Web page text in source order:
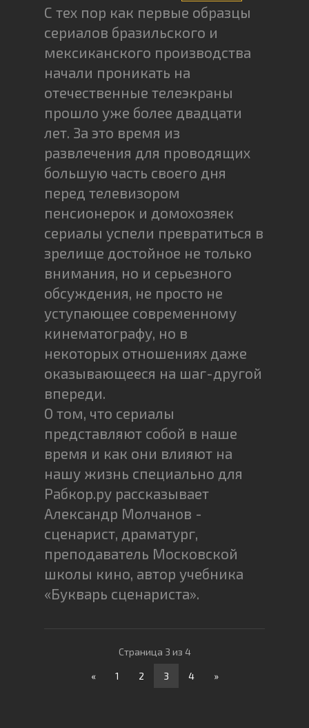
С тех пор как первые образцы
сериалов бразильского и
мексиканского производства
начали проникать на
отечественные телеэкраны
прошло уже более двадцати
лет. За это время из
развлечения для проводящих
большую часть своего дня
перед телевизором
пенсионерок и домохозяек
сериалы успели превратиться в
зрелище достойное не только
внимания, но и серьезного
обсуждения, не просто не
уступающее современному
кинематографу, но в
некоторых отношениях даже
оказывающееся на шаг-другой
впереди.
О том, что сериалы
представляют собой в наше
время и как они влияют на
нашу жизнь специально для
Рабкор.ру рассказывает
Александр Молчанов -
сценарист, драматург,
преподаватель Московской
школы кино, автор учебника
«Букварь сценариста».
Страница 3 из 4
« 1 2 3 4 »